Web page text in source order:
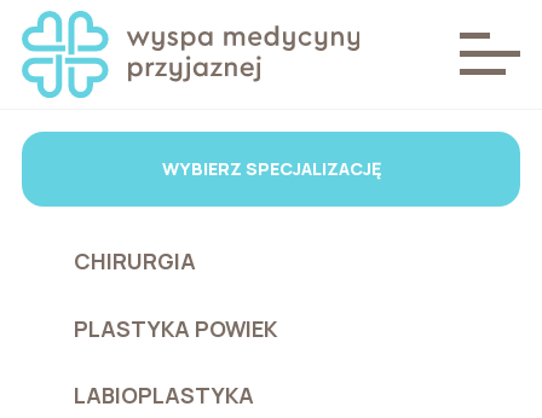
WYBIERZ SPECJALIZACJĘ
CHIRURGIA
PLASTYKA POWIEK
LABIOPLASTYKA